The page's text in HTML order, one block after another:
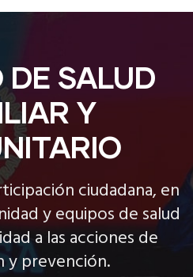
DE SALUD
Y
ciudadana, en
y equipos de salud
a las acciones de
y prevención.